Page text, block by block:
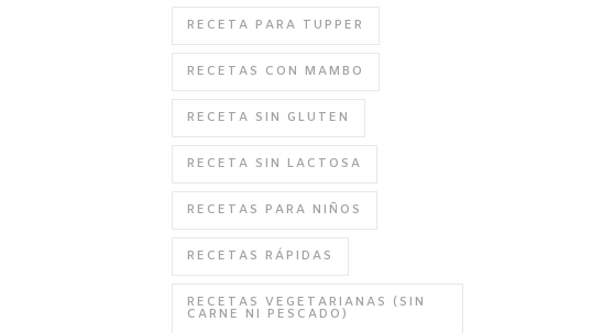
RECETA PARA TUPPER
RECETAS CON MAMBO
RECETA SIN GLUTEN
RECETA SIN LACTOSA
RECETAS PARA NIÑOS
RECETAS RÁPIDAS
RECETAS VEGETARIANAS (SIN
CARNE NI PESCADO)